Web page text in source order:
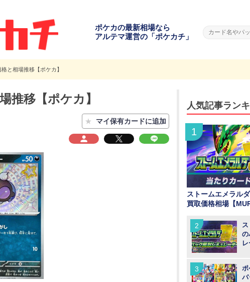
ポケカの最新相場なら
アルテマ運営の「ポケカチ」
と相場推移【ポケカ】
推移【ポケカ】
★ マイ保有カードに追加
人気記事ラン
ストームエメラル
買取価格相場【
の
ポ
パ